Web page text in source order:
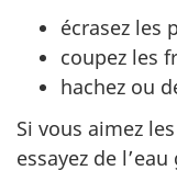
écrasez les
coupez les
hachez ou
Si vous aimez
essayez de